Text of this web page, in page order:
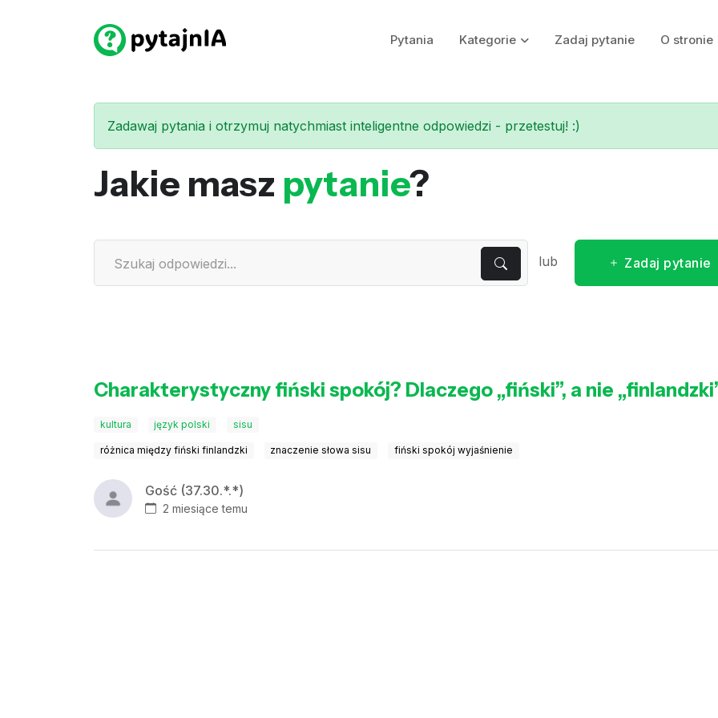
Pytania Kategorie Zadaj pytanie O stronie
Zadawaj pytania i otrzymuj natychmiast inteligentne odpowiedzi - przetestuj! :)
Jakie masz pytanie?
lub Zadaj pytanie
Charakterystyczny fiński spokój? Dlaczego „fiński”, a nie
kultura język polski sisu
różnica między fiński finlandzki znaczenie słowa sisu fiński spokój wyjaśnienie
Gość (37.30.*.*)
2 miesiące temu